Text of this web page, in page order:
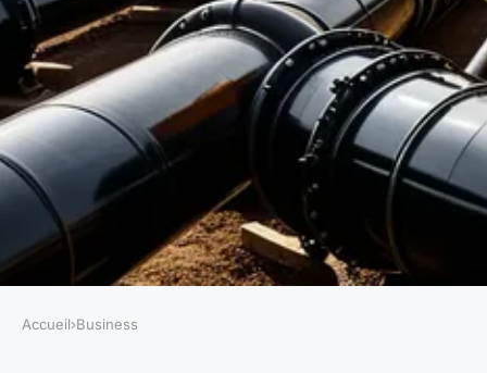
Accueil›Business